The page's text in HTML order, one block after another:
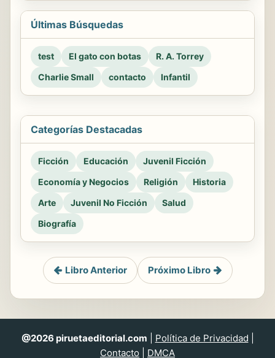
Últimas Búsquedas
test El gato con botas
R. A. Torrey
Charlie Small
contacto Infantil
Categorías Destacadas
Ficción Educación
Juvenil Ficción
Economía y Negocios
Religión
Historia
Arte
Juvenil No Ficción
Salud
Biografía
Libro Anterior Próximo Libro
@2026 piruetaeditorial.com Política de Privacidad
Contacto
DMCA